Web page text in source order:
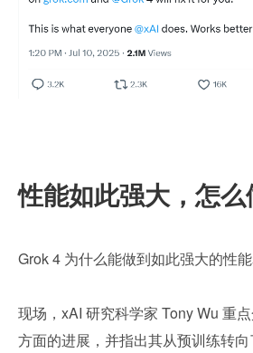
性能如此强大，怎么
Grok 4 为什么能做到如此强大的性
现场，xAI 研究科学家 Tony Wu 重
方面的进展，并指出其从预训练转